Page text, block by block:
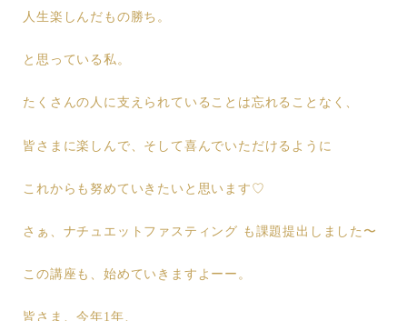
人生楽しんだもの勝ち。
と思っている私。
たくさんの人に支えられていることは忘れることなく、
皆さまに楽しんで、そして喜んでいただけるように
これからも努めていきたいと思います♡
さぁ、ナチュエットファスティング も課題提出しました〜
この講座も、始めていきますよーー。
皆さま、今年1年、